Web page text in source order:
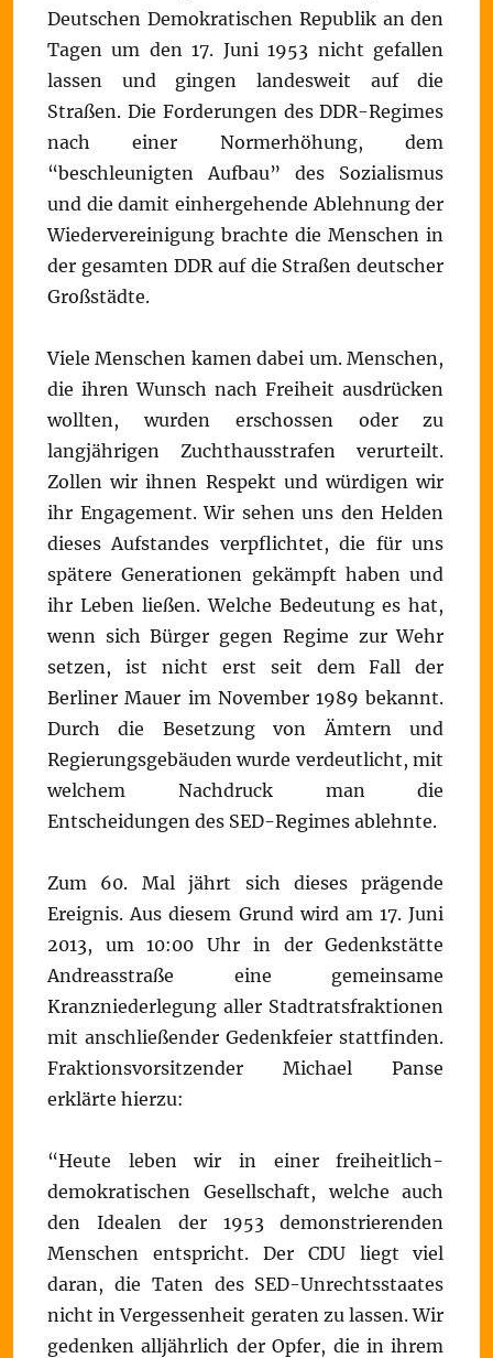
Deutschen Demokratischen Republik an den
Tagen um den 17. Juni 1953 nicht gefallen
lassen und gingen landesweit auf die
Straßen. Die Forderungen des DDR-Regimes
nach einer Normerhöhung, dem
“beschleunigten Aufbau” des Sozialismus
und die damit einhergehende Ablehnung der
Wiedervereinigung brachte die Menschen in
der gesamten DDR auf die Straßen deutscher
Großstädte.
Viele Menschen kamen dabei um. Menschen,
die ihren Wunsch nach Freiheit ausdrücken
wollten, wurden erschossen oder zu
langjährigen Zuchthausstrafen verurteilt.
Zollen wir ihnen Respekt und würdigen wir
ihr Engagement. Wir sehen uns den Helden
dieses Aufstandes verpflichtet, die für uns
spätere Generationen gekämpft haben und
ihr Leben ließen. Welche Bedeutung es hat,
wenn sich Bürger gegen Regime zur Wehr
setzen, ist nicht erst seit dem Fall der
Berliner Mauer im November 1989 bekannt.
Durch die Besetzung von Ämtern und
Regierungsgebäuden wurde verdeutlicht, mit
welchem Nachdruck man die
Entscheidungen des SED-Regimes ablehnte.
Zum 60. Mal jährt sich dieses prägende
Ereignis. Aus diesem Grund wird am 17. Juni
2013, um 10:00 Uhr in der Gedenkstätte
Andreasstraße eine gemeinsame
Kranzniederlegung aller Stadtratsfraktionen
mit anschließender Gedenkfeier stattfinden.
Fraktionsvorsitzender Michael Panse
erklärte hierzu:
“Heute leben wir in einer freiheitlich-
demokratischen Gesellschaft, welche auch
den Idealen der 1953 demonstrierenden
Menschen entspricht. Der CDU liegt viel
daran, die Taten des SED-Unrechtsstaates
nicht in Vergessenheit geraten zu lassen. Wir
gedenken alljährlich der Opfer, die in ihrem